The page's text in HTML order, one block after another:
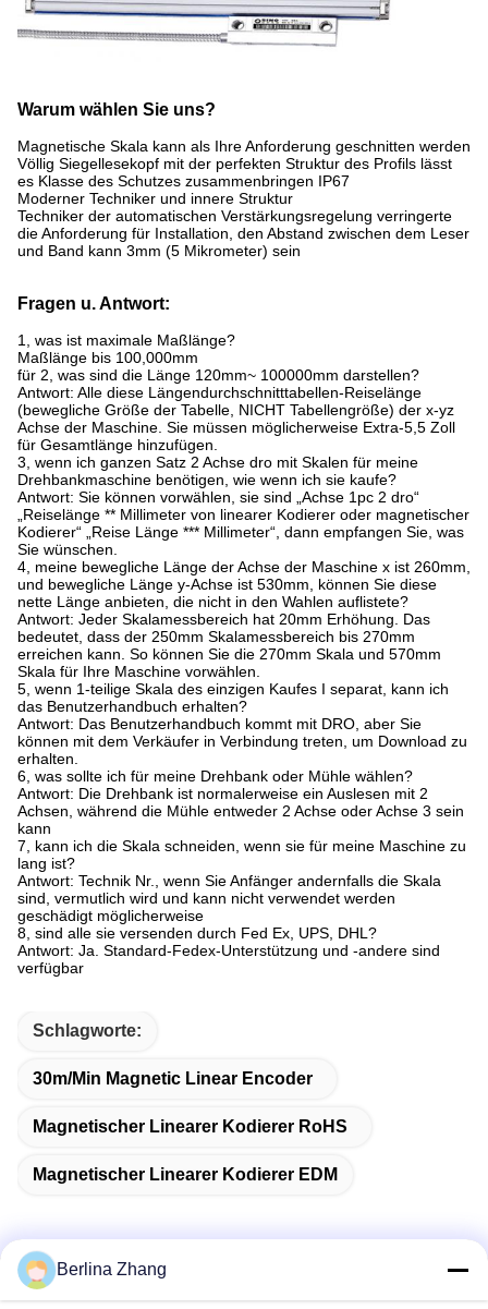
Warum wählen Sie uns?
Magnetische Skala kann als Ihre Anforderung geschnitten werden
Völlig Siegellesekopf mit der perfekten Struktur des Profils lässt
es Klasse des Schutzes zusammenbringen IP67
Moderner Techniker und innere Struktur
Techniker der automatischen Verstärkungsregelung verringerte
die Anforderung für Installation, den Abstand zwischen dem Leser
und Band kann 3mm (5 Mikrometer) sein
Fragen u. Antwort:
1, was ist maximale Maßlänge?
Maßlänge bis 100,000mm
für 2, was sind die Länge 120mm~ 100000mm darstellen?
Antwort: Alle diese Längendurchschnitttabellen-Reiselänge
(bewegliche Größe der Tabelle, NICHT Tabellengröße) der x-yz
Achse der Maschine. Sie müssen möglicherweise Extra-5,5 Zoll
für Gesamtlänge hinzufügen.
3, wenn ich ganzen Satz 2 Achse dro mit Skalen für meine
Drehbankmaschine benötigen, wie wenn ich sie kaufe?
Antwort: Sie können vorwählen, sie sind „Achse 1pc 2 dro“
„Reiselänge ** Millimeter von linearer Kodierer oder magnetischer
Kodierer“ „Reise Länge *** Millimeter“, dann empfangen Sie, was
Sie wünschen.
4, meine bewegliche Länge der Achse der Maschine x ist 260mm,
und bewegliche Länge y-Achse ist 530mm, können Sie diese
nette Länge anbieten, die nicht in den Wahlen auflistete?
Antwort: Jeder Skalamessbereich hat 20mm Erhöhung. Das
bedeutet, dass der 250mm Skalamessbereich bis 270mm
erreichen kann. So können Sie die 270mm Skala und 570mm
Skala für Ihre Maschine vorwählen.
5, wenn 1-teilige Skala des einzigen Kaufes I separat, kann ich
das Benutzerhandbuch erhalten?
Antwort: Das Benutzerhandbuch kommt mit DRO, aber Sie
können mit dem Verkäufer in Verbindung treten, um Download zu
erhalten.
6, was sollte ich für meine Drehbank oder Mühle wählen?
Antwort: Die Drehbank ist normalerweise ein Auslesen mit 2
Achsen, während die Mühle entweder 2 Achse oder Achse 3 sein
kann
7, kann ich die Skala schneiden, wenn sie für meine Maschine zu
lang ist?
Antwort: Technik Nr., wenn Sie Anfänger andernfalls die Skala
sind, vermutlich wird und kann nicht verwendet werden
geschädigt möglicherweise
8, sind alle sie versenden durch Fed Ex, UPS, DHL?
Antwort: Ja. Standard-Fedex-Unterstützung und -andere sind
verfügbar
Schlagworte:
30m/Min Magnetic Linear Encoder
Magnetischer Linearer Kodierer RoHS
Magnetischer Linearer Kodierer EDM
Berlina Zhang